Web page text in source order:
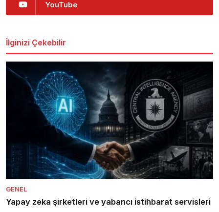
YouTube
İlginizi Çekebilir
GENEL
Yapay zeka şirketleri ve yabancı istihbarat servisleri